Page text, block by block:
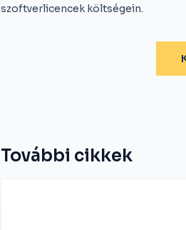
szoftverlicencek költségein.
További cikkek